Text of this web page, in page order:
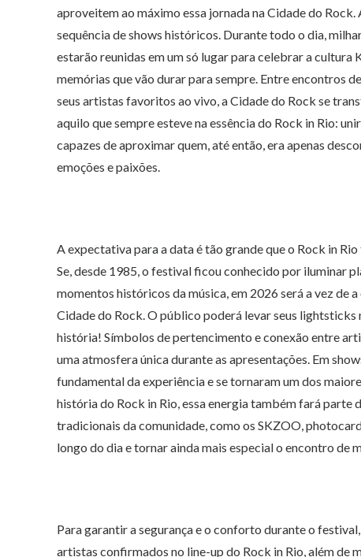
aproveitem ao máximo essa jornada na Cidade do
sequência de shows históricos. Durante todo o dia,
estarão reunidas em um só lugar para celebrar a
memórias que vão durar para sempre. Entre encontros
seus artistas favoritos ao vivo, a Cidade do Rock se
aquilo que sempre esteve na essência do Rock in Rio:
capazes de aproximar quem, até então, era apenas
emoções e paixões.
A expectativa para a data é tão grande que o Rock in
Se, desde 1985, o festival ficou conhecido por iluminar
momentos históricos da música, em 2026 será a vez de
Cidade do Rock. O público poderá levar seus
história! Símbolos de pertencimento e conexão entre
uma atmosfera única durante as apresentações. Em
fundamental da experiência e se tornaram um dos
história do Rock in Rio, essa energia também fará parte
tradicionais da comunidade, como os SKZOO,
longo do dia e tornar ainda mais especial o encontro de
Para garantir a segurança e o conforto durante o
artistas confirmados no line-up do Rock in Rio, além de